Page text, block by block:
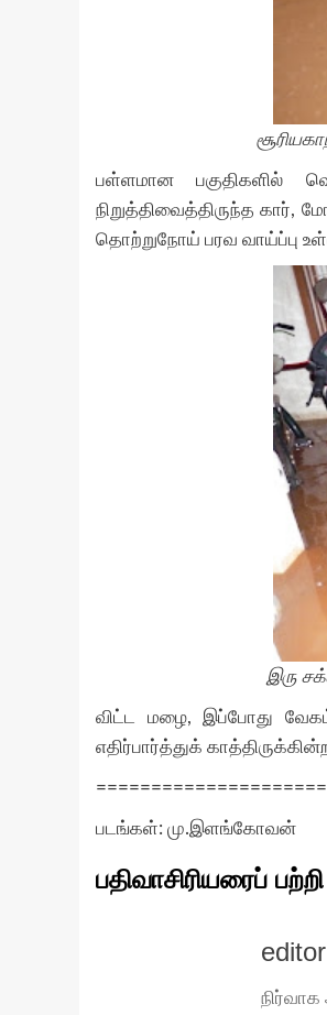
பள்ளமான பகுதிகளில்
நிறுத்திவைத்திருந்த கார்,
தொற்றுநோய் பரவ வாய்ப்பு
இரு
விட்ட மழை, இப்போது
எதிர்பார்த்துக்
=====================
படங்கள்: மு.இளங்கோவன்
பதிவாசிரியரைப் பற்றி
editor